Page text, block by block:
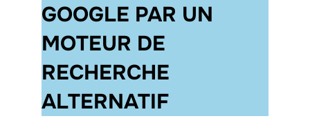
GOOGLE PAR UN
MOTEUR DE
RECHERCHE
ALTERNATIF